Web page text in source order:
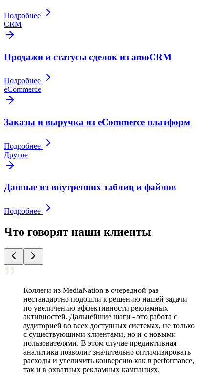
Подробнее
CRM
Продажи и статусы сделок из amoCRM
Подробнее
eCommerce
Заказы и выручка из eCommerce платформ
Подробнее
Другое
Данные из внутренних таблиц и файлов
Подробнее
Что говорят наши клиенты
Коллеги из MediaNation в очередной раз
нестандартно подошли к решению нашей задачи
по увеличению эффективности рекламных
активностей. Дальнейшие шаги - это работа с
аудиторией во всех доступных системах, не только
с существующими клиентами, но и с новыми
пользователями. В этом случае предиктивная
аналитика позволит значительно оптимизировать
расходы и увеличить конверсию как в performance,
так и в охватных рекламных кампаниях.